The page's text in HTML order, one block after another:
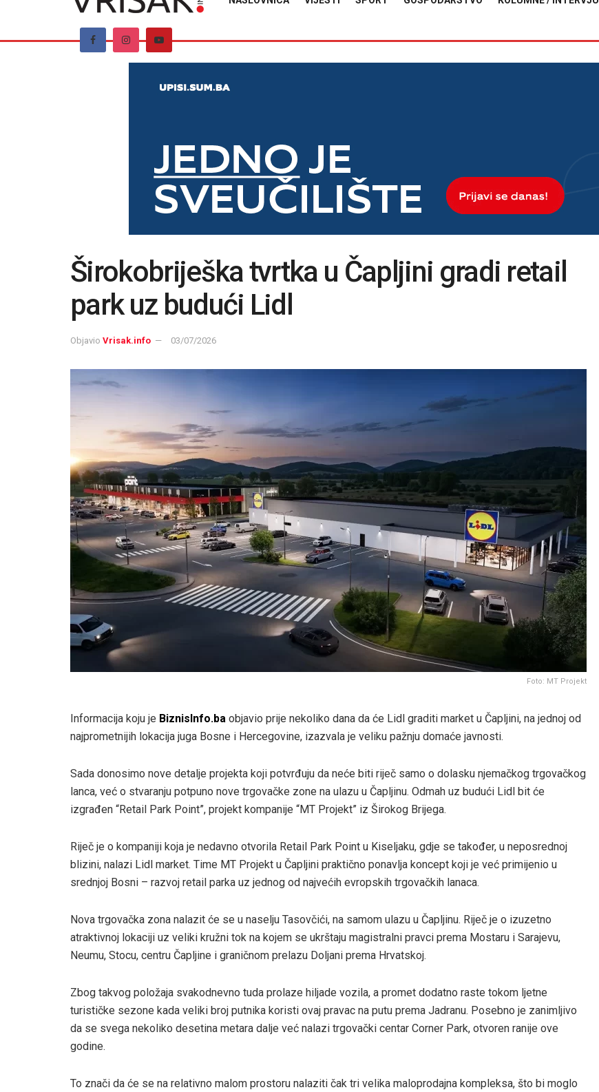
Širokobriješka tvrtka u Čapljini gradi retail
park uz budući Lidl
Objavio Vrisak.info 03/07/2026
Foto: MT Projekt
Informacija koju je BiznisInfo.ba objavio prije nekoliko dana da će Lidl graditi market u Čapljini, na jednoj od
najprometnijih lokacija juga Bosne i Hercegovine, izazvala je veliku pažnju domaće javnosti.
Sada donosimo nove detalje projekta koji potvrđuju da neće biti riječ samo o dolasku njemačkog trgovačkog
lanca, već o stvaranju potpuno nove trgovačke zone na ulazu u Čapljinu. Odmah uz budući Lidl bit će
izgrađen “Retail Park Point”, projekt kompanije “MT Projekt” iz Širokog Brijega.
Riječ je o kompaniji koja je nedavno otvorila Retail Park Point u Kiseljaku, gdje se također, u neposrednoj
blizini, nalazi Lidl market. Time MT Projekt u Čapljini praktično ponavlja koncept koji je već primijenio u
srednjoj Bosni – razvoj retail parka uz jednog od najvećih evropskih trgovačkih lanaca.
Nova trgovačka zona nalazit će se u naselju Tasovčići, na samom ulazu u Čapljinu. Riječ je o izuzetno
atraktivnoj lokaciji uz veliki kružni tok na kojem se ukrštaju magistralni pravci prema Mostaru i Sarajevu,
Neumu, Stocu, centru Čapljine i graničnom prelazu Doljani prema Hrvatskoj.
Zbog takvog položaja svakodnevno tuda prolaze hiljade vozila, a promet dodatno raste tokom ljetne
turističke sezone kada veliki broj putnika koristi ovaj pravac na putu prema Jadranu. Posebno je zanimljivo
da se svega nekoliko desetina metara dalje već nalazi trgovački centar Corner Park, otvoren ranije ove
godine.
To znači da će se na relativno malom prostoru nalaziti čak tri velika maloprodajna kompleksa, što bi moglo